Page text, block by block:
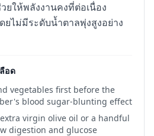
ยให้พลังงานคงที่ต่อเนื่อง
ยไม่มีระดับน้ำตาลพุ่งสูงอย่าง
อด
vegetables first before the
blood sugar-blunting effect
virgin olive oil or a handful
digestion and glucose